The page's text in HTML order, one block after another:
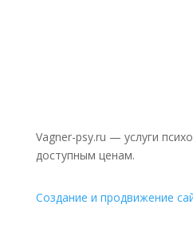
Vagner-psy.ru — услуги
доступным ценам.
Создание и продвижение